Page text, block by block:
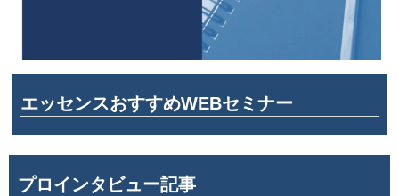
エッセンスおすすめWEBセミナー
プロインタビュー記事